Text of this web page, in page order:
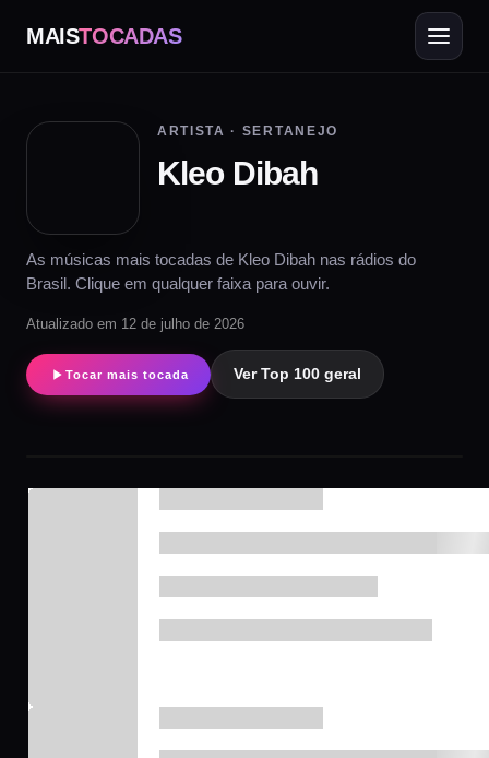
MAISTOCADAS
ARTISTA · SERTANEJO
Kleo Dibah
As músicas mais tocadas de Kleo Dibah nas rádios do
Brasil. Clique em qualquer faixa para ouvir.
Atualizado em 12 de julho de 2026
Tocar mais tocada Ver Top 100 geral